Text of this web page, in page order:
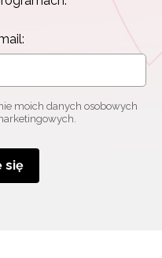
moich danych osobowych
się
z najnowszymi